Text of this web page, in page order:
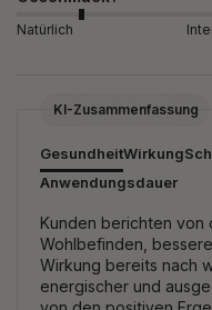
Natürlich
KI-Zusammenfassung
GesundheitWirkung
Anwendungsdauer
Kunden berichten von
Wohlbefinden,
Wirkung bereits nach
energischer und